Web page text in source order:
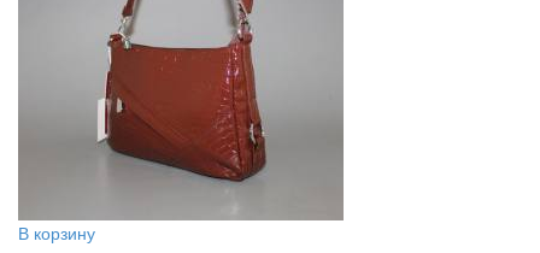
В корзину